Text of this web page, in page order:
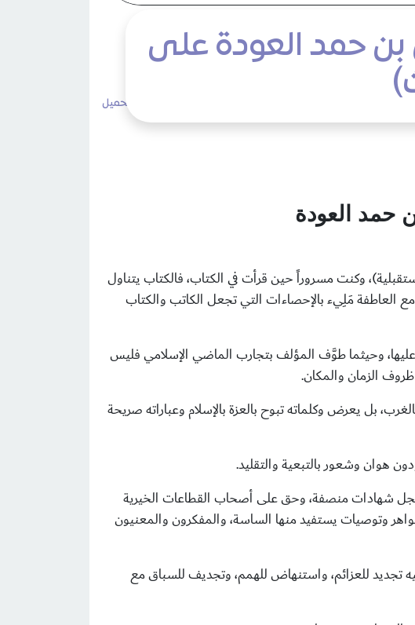
بن حمد العودة على
تحميل
حمد العودة
وكنت مسروراً حين قرأت في الكتاب، فالكتاب يتناول
العاطفة مَلِيء بالإحصاءات التي تجعل الكاتب والكتاب
وحيثما طوَّف المؤلف بتجارب الماضي الإسلامي فليس
الزمان والمكان.
بل يعرض وكلماته تبوح بالعزة بالإسلام وعباراته صريحة
هوان وشعور بالتبعية والتقليد.
شهادات منصفة، وحق على أصحاب القطاعات الخيرية
وتوصيات يستفيد منها الساسة، والمفكرون والمعنيون
تجديد للعزائم، واستنهاض للهمم، وتجديف للسباق مع